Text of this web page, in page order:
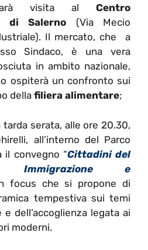
visita al Centro
di Salerno (Via Mecio
Il mercato, che a
Sindaco, è una vera
in ambito nazionale,
ospiterà un confronto sui
della filiera alimentare;
tarda serata, alle ore 20.30,
all’interno del Parco
il convegno “Cittadini del
Immigrazione e
focus che si propone di
tempestiva sui temi
e dell’accoglienza legata ai
moderni.